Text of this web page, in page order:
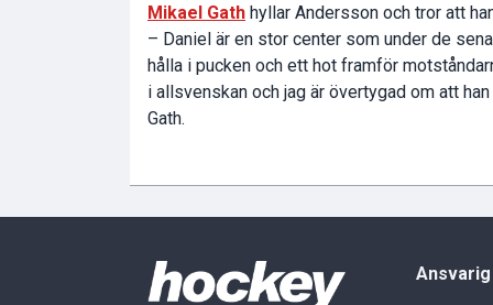
Mikael Gath hyllar Andersson och tror att
– Daniel är en stor center som under de
hålla i pucken och ett hot framför
i allsvenskan och jag är övertygad om att
Gath.